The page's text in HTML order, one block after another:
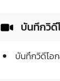
บันทึกวิดี
บันทึกวิดีโอ